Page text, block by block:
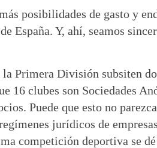
posibilidades de gasto y
España. Y, ahí, seamos
la Primera División subsiten
16 clubes son Sociedades
Puede que esto no
jurídicos de
competición deportiva se